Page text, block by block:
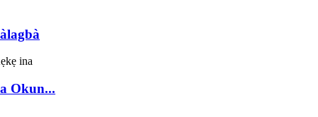
Okun...